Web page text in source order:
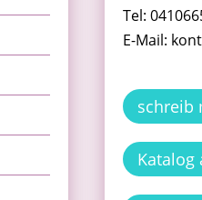
Tel:
E-Mail:
schreib
Katalog